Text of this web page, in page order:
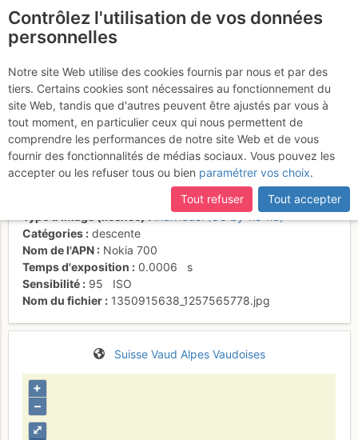
Descente du couloir W
sous le col des chamois
Activités
Date/heure
Jacqueline Fey
individuel (CC by-nc-nd)
Catégories
descente
Nom de l'APN
Nokia 700
Temps d'exposition
0.0006
s
Sensibilité
95
ISO
Nom du fichier
1350915638_1257565778.jpg
Suisse Vaud Alpes Vaudoises
⤢
+
–
Contrôlez l'utilisation de vos données
personnelles
Notre site Web utilise des cookies fournis par nous et par des
tiers. Certains cookies sont nécessaires au fonctionnement du
site Web, tandis que d'autres peuvent être ajustés par vous à
tout moment, en particulier ceux qui nous permettent de
comprendre les performances de notre site Web et de vous
fournir des fonctionnalités de médias sociaux. Vous pouvez les
accepter ou les refuser tous ou bien paramétrer vos choix.
Tout refuser
Tout accepter